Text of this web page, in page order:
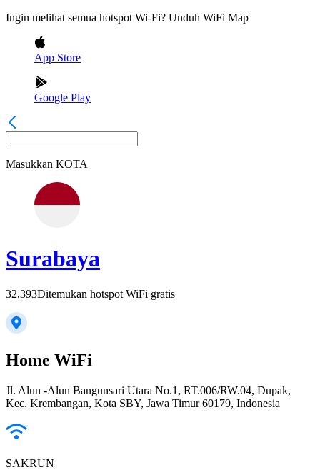
Ingin melihat semua hotspot Wi-Fi? Unduh WiFi Map
App Store
Google Play
Masukkan KOTA
Surabaya
32,393Ditemukan hotspot WiFi gratis
Home WiFi
Jl. Alun -Alun Bangunsari Utara No.1, RT.006/RW.04, Dupak,
Kec. Krembangan, Kota SBY, Jawa Timur 60179, Indonesia
SAKRUN